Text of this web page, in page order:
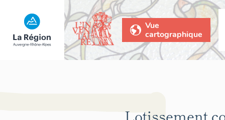
Vue
cartographique
Lotissement